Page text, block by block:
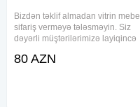
Bizdən təklif almadan vitrin mebel
sifariş verməyə tələsməyin. Siz
dəyərli müştərilərimizə layiqincə
əminik. Vitrin mebellərimiz
80 AZN